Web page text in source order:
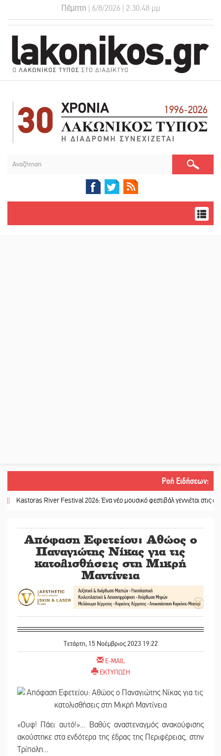
Πέμπτη | 6/8/2026 | 2:30:48 μμ
Ροή Ειδήσεων:
River Festival 2026: Ένα νέο μουσικό φεστιβάλ γεννιέται στις όχθες
Απόφαση Εφετείου: Αθώος ο
Παναγιώτης Νίκας για τις
κατολισθήσεις στη Μικρή
Μαντίνεια
Τετάρτη, 15 Νοέμβριος 2023 19:22
E-MAIL
ΕΚΤΥΠΩΣΗ
«Ουφ! Πάει αυτό!»… Βαθύς αναστεναγμός ανακούφισης
ακούστηκε στα ενδότερα της έδρας της Περιφέρειας, στην
Τρίπολη…